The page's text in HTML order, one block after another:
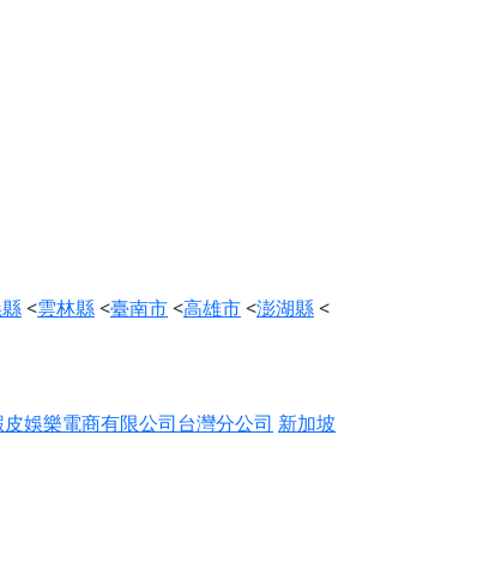
<雲林縣<臺南市<高雄市<澎湖縣<
娛樂電商有限公司台灣分公司 新加坡